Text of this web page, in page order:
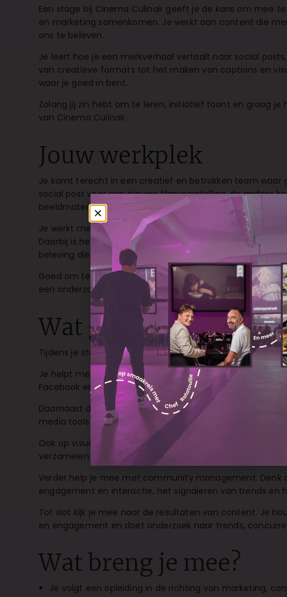
Een stage bij Cinema Culinair geeft je de kans om mee
en marketing samenkomen. Je werkt aan content die
ons te beleven.
Je leert hoe je een merkverhaal vertaalt naar social
van creatieve formats tot het maken van captions en
waar je goed in bent.
Zolang jij zin hebt om te leren, initiatief toont en graag
van Cinema Culinair.
Jouw werkplek
Je komt terecht in een creatief en betrokken team waar
social post voor een nieuwe filmvoorstelling, de andere
beeldmateriaal tijdens een event of schrijf je een tekst
Je werkt mee aan de zichtbaarheid van Cinema Culinair
Daarbij is het belangrijk dat je gevoel hebt voor sfeer,
beleving die onze gasten op locatie ervaren.
Goed om te weten: deze stage is vooral een
een onderzoek of grotere opdracht? Dan bespreken we
Wat ga je doen?
Tijdens je stage ondersteun je bij verschillende
Je helpt mee met het maken en opmaken van social
Facebook en LinkedIn. Ook schrijf je mee aan captions,
Daarnaast denk je mee over de contentplanning. Je
media tools en helpt de tone of voice en huisstijl van
Ook op visueel vlak kun je aan de slag. Je maakt
verzamelen van beeldmateriaal op onze events en
Verder help je mee met community management.
engagement en interactie, het signaleren van trends en
Tot slot kijk je mee naar de resultaten van content. Je
en engagement en doet onderzoek naar trends,
Wat breng je mee?
Je volgt een opleiding in de richting van marketing,